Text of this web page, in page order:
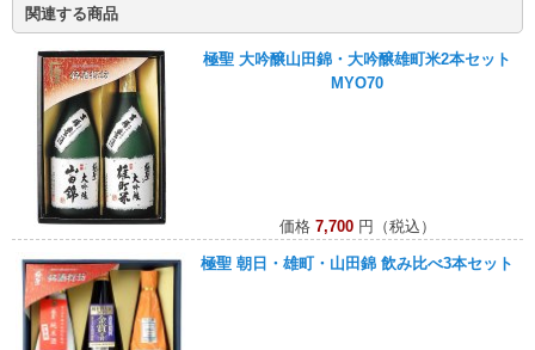
関連する商品
極聖 大吟醸山田錦・大吟醸雄町米2本セット
MYO70
価格 7,700円（税込）
極聖 朝日・雄町・山田錦 飲み比べ3本セット